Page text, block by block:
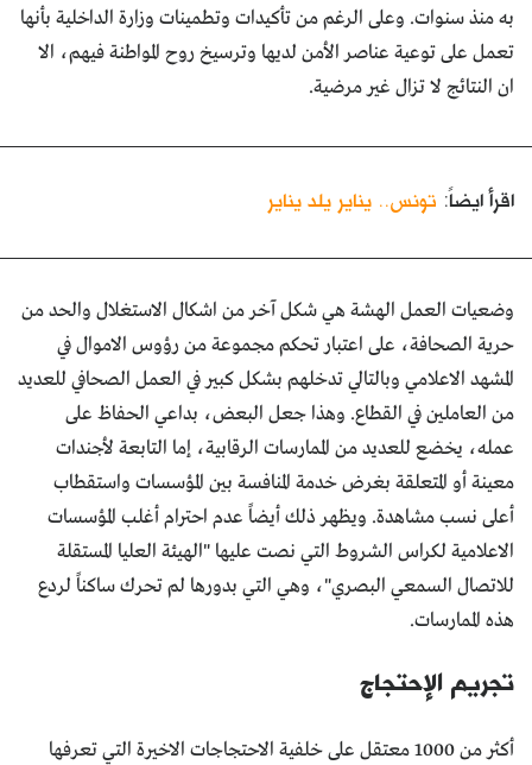
به منذ سنوات. وعلى الرغم من تأكيدات وتطمينات وزارة الداخلية بأنها
تعمل على توعية عناصر الأمن لديها وترسيخ روح المواطنة فيهم، الا
ان النتائج لا تزال غير مرضية.
اقرأ ايضاً: تونس.. يناير يلد يناير
وضعيات العمل الهشة هي شكل آخر من اشكال الاستغلال والحد من
حرية الصحافة، على اعتبار تحكم مجموعة من رؤوس الاموال في
المشهد الاعلامي وبالتالي تدخلهم بشكل كبير في العمل الصحافي للعديد
من العاملين في القطاع. وهذا جعل البعض، بداعي الحفاظ على
عمله، يخضع للعديد من الممارسات الرقابية، إما التابعة لأجندات
معينة أو المتعلقة بغرض خدمة المنافسة بين المؤسسات واستقطاب
أعلى نسب مشاهدة. ويظهر ذلك أيضاً عدم احترام أغلب المؤسسات
الاعلامية لكراس الشروط التي نصت عليها "الهيئة العليا المستقلة
للاتصال السمعي البصري"، وهي التي بدورها لم تحرك ساكناً لردع
هذه الممارسات.
تجريم الإحتجاج
أكثر من 1000 معتقل على خلفية الاحتجاجات الاخيرة التي تعرفها